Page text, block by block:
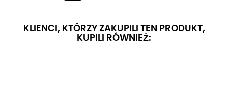
KLIENCI, KTÓRZY ZAKUPILI TEN PRODUKT,
KUPILI RÓWNIEŻ: